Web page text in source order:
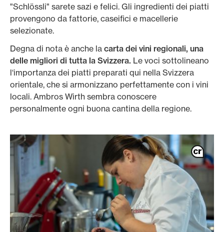
"Schlössli" sarete sazi e felici. Gli ingredienti dei piatti
provengono da fattorie, caseifici e macellerie
selezionate.
Degna di nota è anche la carta dei vini regionali, una
delle migliori di tutta la Svizzera. Le voci sottolineano
l‘importanza dei piatti preparati qui nella Svizzera
orientale, che si armonizzano perfettamente con i vini
locali. Ambros Wirth sembra conoscere
personalmente ogni buona cantina della regione.